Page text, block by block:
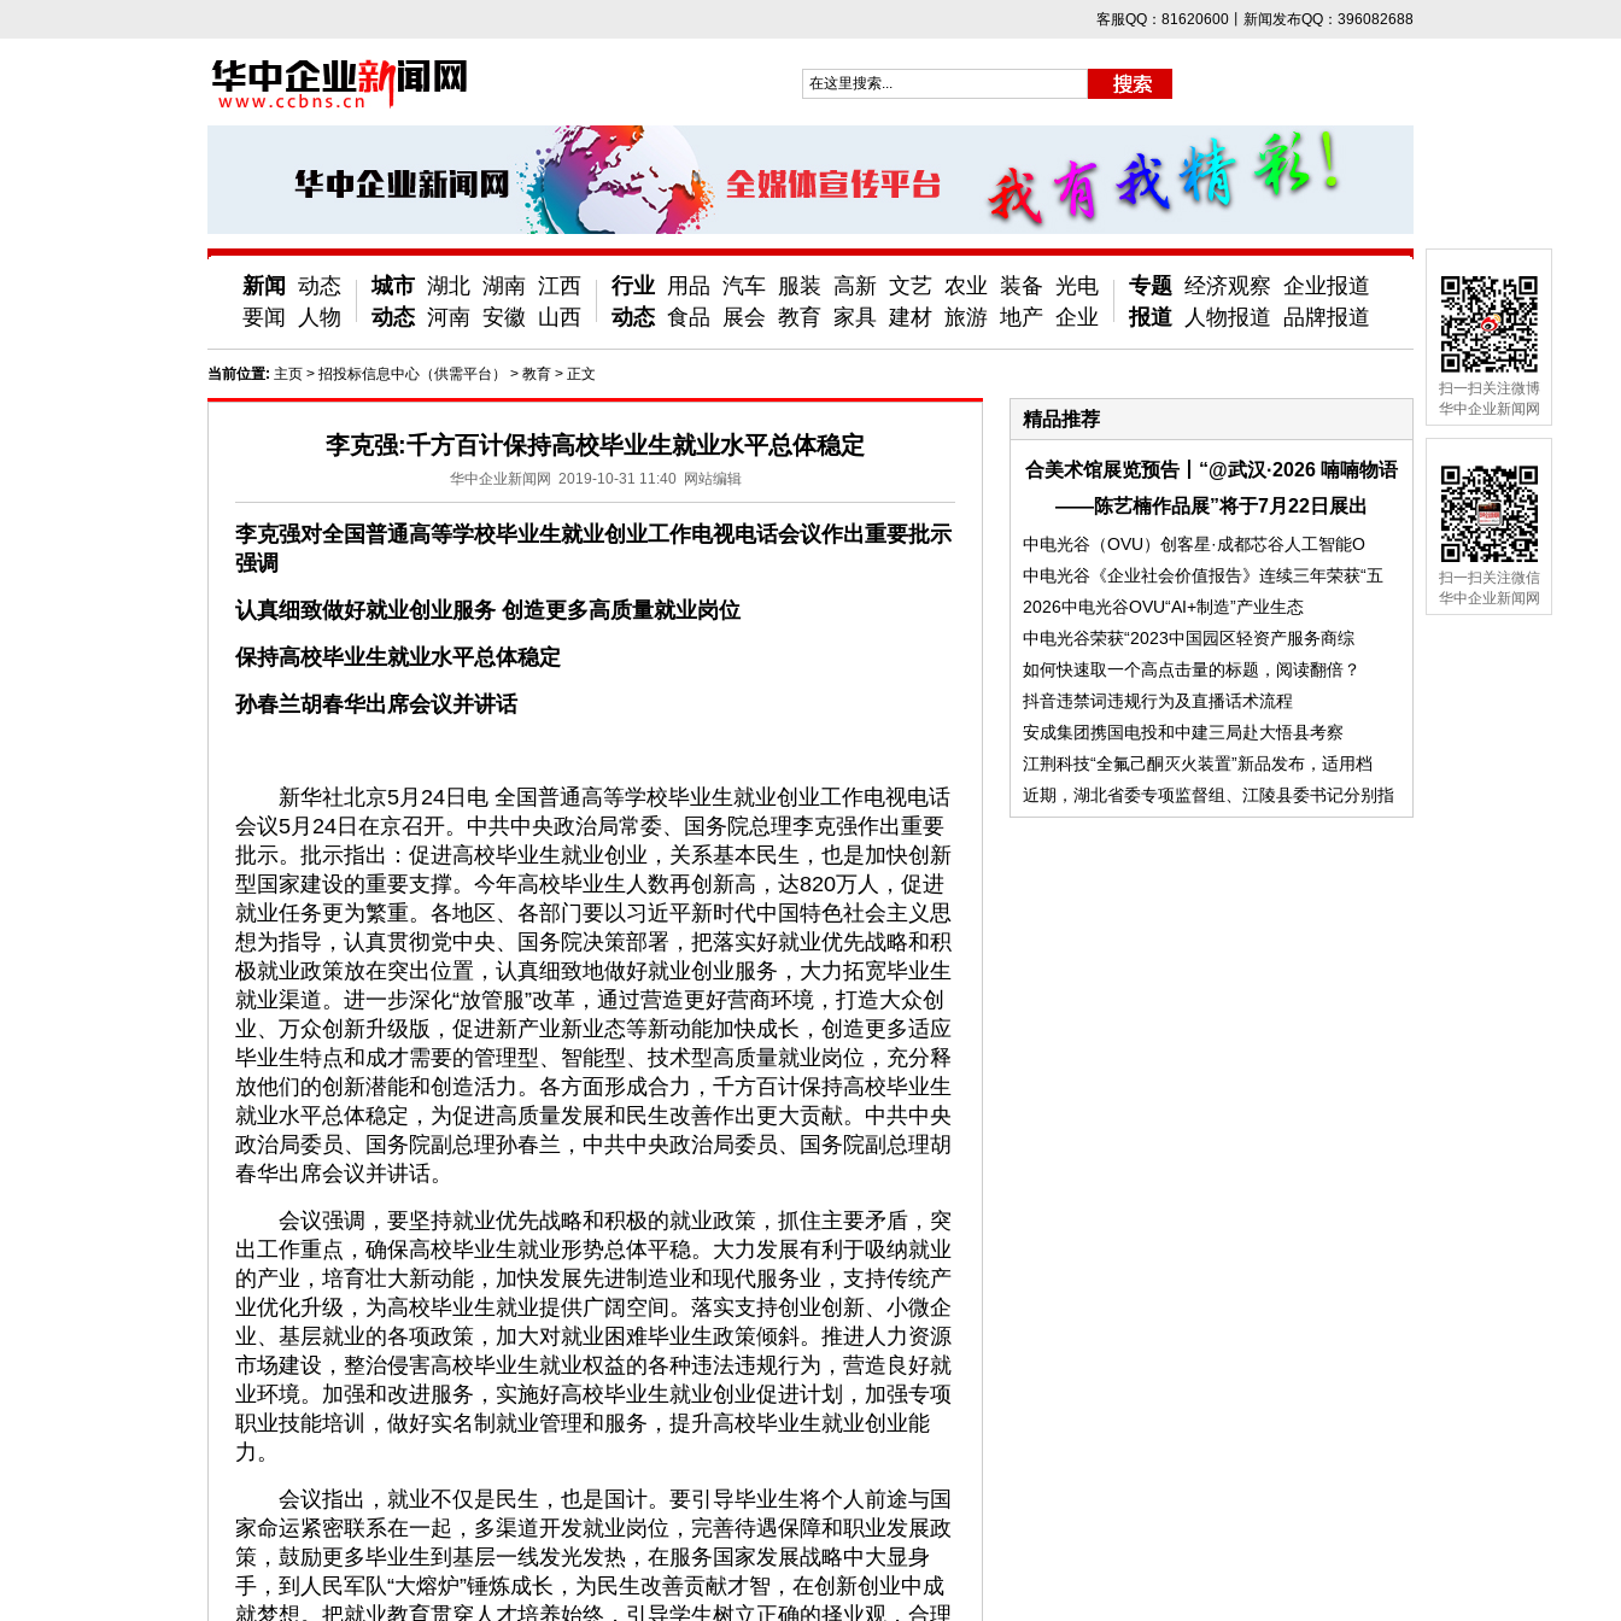
客服QQ：81620600丨新闻发布QQ：396082688
新闻
要闻
动态
人物
城市
动态
湖北 湖南 江西
河南 安徽 山西
行业
动态
用品 汽车 服装 高新 文艺 农业 装备 光电
食品
展会 教育 家具 建材 旅游 地产 企业
专题
报道
经济观察 企业报道
人物报道 品牌报道
扫一扫关注微博
华中企业新闻网
扫一扫关注微信
华中企业新闻网
当前位置: 主页 > 招投标信息中心（供需平台） > 教育 > 正文
李克强:千方百计保持高校毕业生就业水平总体稳定
华中企业新闻网 2019-10-31 11:40 网站编辑
李克强对全国普通高等学校毕业生就业创业工作电视电话会议作出重要批示
强调
认真细致做好就业创业服务 创造更多高质量就业岗位
保持高校毕业生就业水平总体稳定
孙春兰胡春华出席会议并讲话
新华社北京5月24日电 全国普通高等学校毕业生就业创业工作电视电话
会议5月24日在京召开。中共中央政治局常委、国务院总理李克强作出重要
批示。批示指出：促进高校毕业生就业创业，关系基本民生，也是加快创新
型国家建设的重要支撑。今年高校毕业生人数再创新高，达820万人，促进
就业任务更为繁重。各地区、各部门要以习近平新时代中国特色社会主义思
想为指导，认真贯彻党中央、国务院决策部署，把落实好就业优先战略和积
极就业政策放在突出位置，认真细致地做好就业创业服务，大力拓宽毕业生
就业渠道。进一步深化“放管服”改革，通过营造更好营商环境，打造大众创
业、万众创新升级版，促进新产业新业态等新动能加快成长，创造更多适应
毕业生特点和成才需要的管理型、智能型、技术型高质量就业岗位，充分释
放他们的创新潜能和创造活力。各方面形成合力，千方百计保持高校毕业生
就业水平总体稳定，为促进高质量发展和民生改善作出更大贡献。中共中央
政治局委员、国务院副总理孙春兰，中共中央政治局委员、国务院副总理胡
春华出席会议并讲话。
会议强调，要坚持就业优先战略和积极的就业政策，抓住主要矛盾，突
出工作重点，确保高校毕业生就业形势总体平稳。大力发展有利于吸纳就业
的产业，培育壮大新动能，加快发展先进制造业和现代服务业，支持传统产
业优化升级，为高校毕业生就业提供广阔空间。落实支持创业创新、小微企
业、基层就业的各项政策，加大对就业困难毕业生政策倾斜。推进人力资源
市场建设，整治侵害高校毕业生就业权益的各种违法违规行为，营造良好就
业环境。加强和改进服务，实施好高校毕业生就业创业促进计划，加强专项
职业技能培训，做好实名制就业管理和服务，提升高校毕业生就业创业能
力。
会议指出，就业不仅是民生，也是国计。要引导毕业生将个人前途与国
家命运紧密联系在一起，多渠道开发就业岗位，完善待遇保障和职业发展政
策，鼓励更多毕业生到基层一线发光发热，在服务国家发展战略中大显身
手，到人民军队“大熔炉”锤炼成长，为民生改善贡献才智，在创新创业中成
就梦想。把就业教育贯穿人才培养始终，引导学生树立正确的择业观，合理
精品推荐
合美术馆展览预告丨“@武汉·2026 喃喃物语
——陈艺楠作品展”将于7月22日展出
中电光谷（OVU）创客星·成都芯谷人工智能O
中电光谷《企业社会价值报告》连续三年荣获“五
2026中电光谷OVU“AI+制造”产业生态
中电光谷荣获“2023中国园区轻资产服务商综
如何快速取一个高点击量的标题，阅读翻倍？
抖音违禁词违规行为及直播话术流程
安成集团携国电投和中建三局赴大悟县考察
江荆科技“全氟己酮灭火装置”新品发布，适用档
近期，湖北省委专项监督组、江陵县委书记分别指